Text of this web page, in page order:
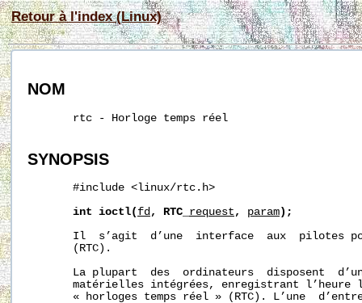
Retour à l'index (Linux)
NOM
       rtc - Horloge temps réel
SYNOPSIS
       #include <linux/rtc.h>
int ioctl( fd, RTC_ request , param );
Il  s’agit  d’une  interface  aux  pilotes
       (RTC).
La plupart  des  ordinateurs  disposent
matérielles intégrées, enregistrant l’heure
« horloges temps réel » (RTC). L’une